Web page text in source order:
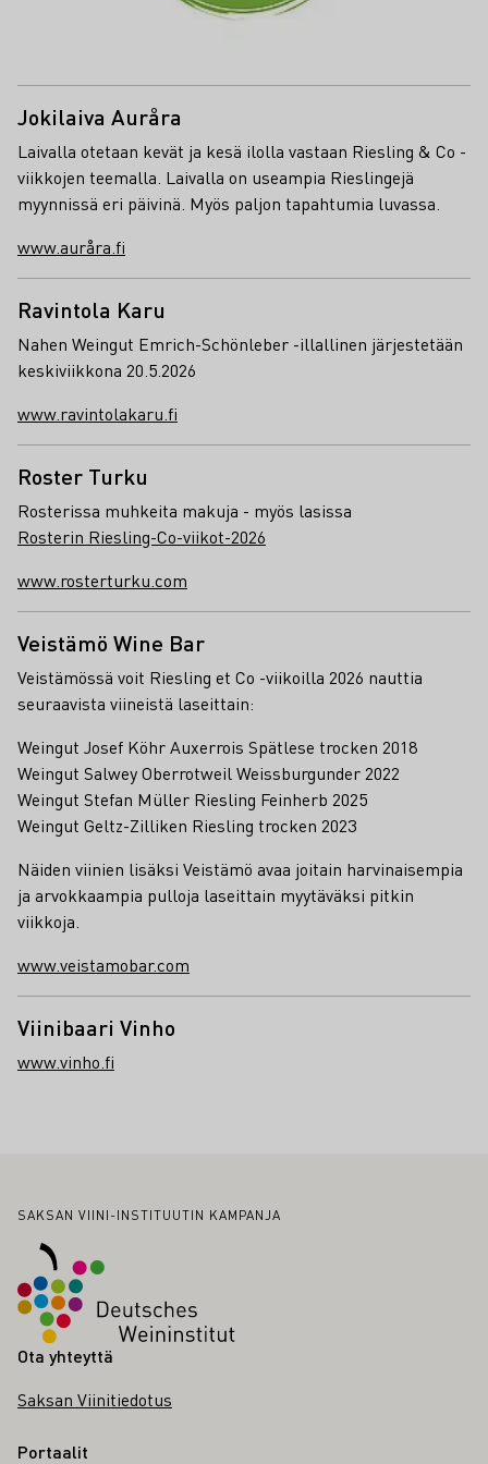
Jokilaiva Auråra
Laivalla otetaan kevät ja kesä ilolla vastaan Riesling & Co -
viikkojen teemalla. Laivalla on useampia Rieslingejä
myynnissä eri päivinä. Myös paljon tapahtumia luvassa.
www.auråra.fi
Ravintola Karu
Nahen Weingut Emrich-Schönleber -illallinen järjestetään
keskiviikkona 20.5.2026
www.ravintolakaru.fi
Roster Turku
Rosterissa muhkeita makuja - myös lasissa
Rosterin Riesling-Co-viikot-2026
www.rosterturku.com
Veistämö Wine Bar
Veistämössä voit Riesling et Co -viikoilla 2026 nauttia
seuraavista viineistä laseittain:
Weingut Josef Köhr Auxerrois Spätlese trocken 2018
Weingut Salwey Oberrotweil Weissburgunder 2022
Weingut Stefan Müller Riesling Feinherb 2025
Weingut Geltz-Zilliken Riesling trocken 2023
Näiden viinien lisäksi Veistämö avaa joitain harvinaisempia
ja arvokkaampia pulloja laseittain myytäväksi pitkin
viikkoja.
www.veistamobar.com
Viinibaari Vinho
www.vinho.fi
Alatunniste
SAKSAN VIINI-INSTITUUTIN KAMPANJA
Ota yhteyttä
Saksan Viinitiedotus
Portaalit